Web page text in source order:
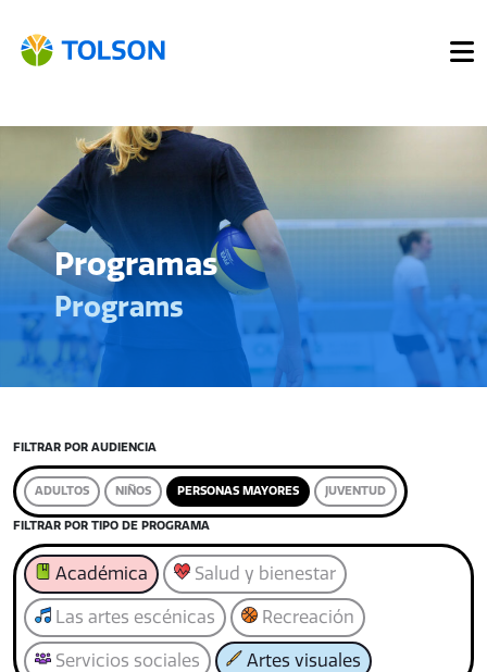
Programas
Programs
FILTRAR POR AUDIENCIA
ADULTOS NIÑOS PERSONAS MAYORES JUVENTUD
FILTRAR POR TIPO DE PROGRAMA
Académica Salud y bienestar
Las artes escénicas Recreación
Servicios sociales Artes visuales